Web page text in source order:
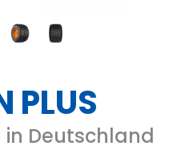
PLUS
in Deutschland